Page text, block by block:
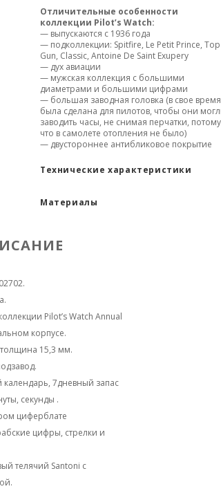
Отличительные особенности
коллекции Pilot’s Watch:
— выпускаются с 1936 года
— подколлекции: Spitfire, Le Petit Prince, Top
Gun, Classic, Antoine De Saint Exupery
— дух авиации
— мужская коллекция с большими
диаметрами и большими цифрами
— большая заводная головка (в свое время
была сделана для пилотов, чтобы они
заводить часы, не снимая перчатки, потому
что в самолете отопления не было)
— двустороннее антибликовое покрытие
Технические характеристики
Материалы
Pilot’s Watch Annual
корпусе.
15,3 мм.
7дневный запас
секунды .
циферблате
цифры, стрелки и
телячий Santoni с